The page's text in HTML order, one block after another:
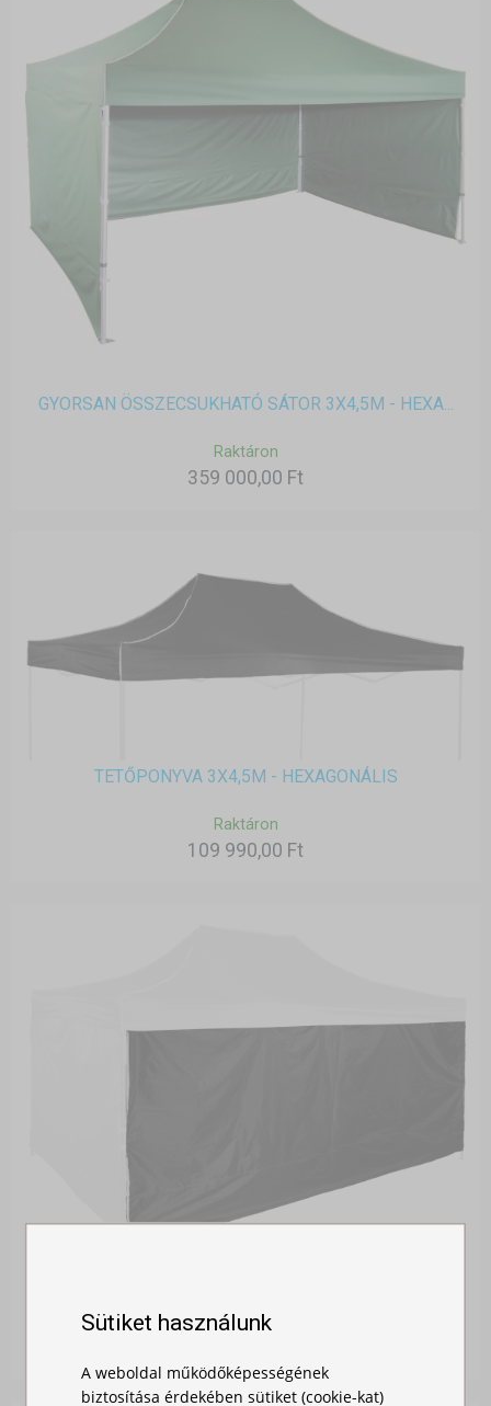
GYORSAN ÖSSZECSUKHATÓ SÁTOR 3X4,5M - HEXA...
Raktáron
359 000,00 Ft
TETŐPONYVA 3X4,5M - HEXAGONÁLIS
Raktáron
109 990,00 Ft
Raktáron
Sütiket használunk
A weboldal működőképességének
biztosítása érdekében sütiket (cookie-kat)